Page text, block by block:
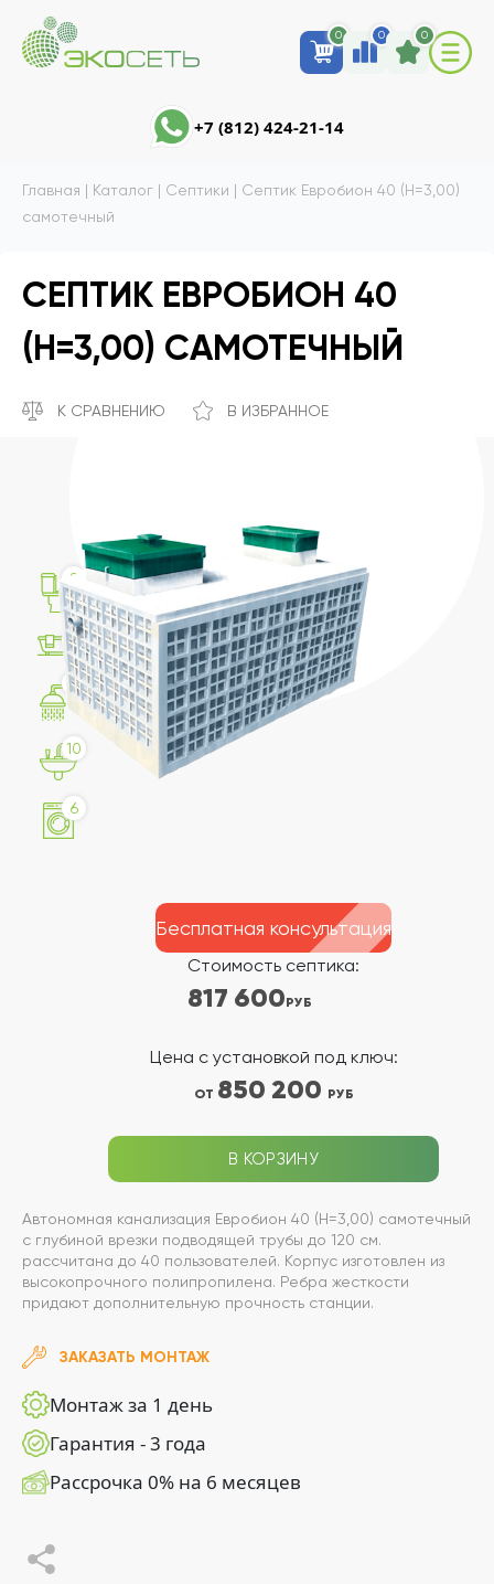
0 0 0
+7 (812) 424-21-14
Главная | Каталог | Септики | Септик Евробион 40 (Н=3,00)
самотечный
СЕПТИК ЕВРОБИОН 40
(Н=3,00) САМОТЕЧНЫЙ
К СРАВНЕНИЮ В ИЗБРАННОЕ
8
4
10
10
6
Стоимость септика:
817 600РУБ
Цена с установкой под ключ:
ОТ 850 200 РУБ
В КОРЗИНУ
Бесплатная консультация
Автономная канализация Евробион 40 (Н=3,00) самотечный
с глубиной врезки подводящей трубы до 120 см.
рассчитана до 40 пользователей. Корпус изготовлен из
высокопрочного полипропилена. Ребра жесткости
придают дополнительную прочность станции.
ЗАКАЗАТЬ МОНТАЖ
Монтаж за 1 день
Гарантия - 3 года
Рассрочка 0% на 6 месяцев